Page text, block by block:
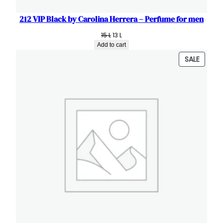
212 VIP Black by Carolina Herrera – Perfume for men
15LOriginal
price
13 L
price
Add to cart
SALE
ON